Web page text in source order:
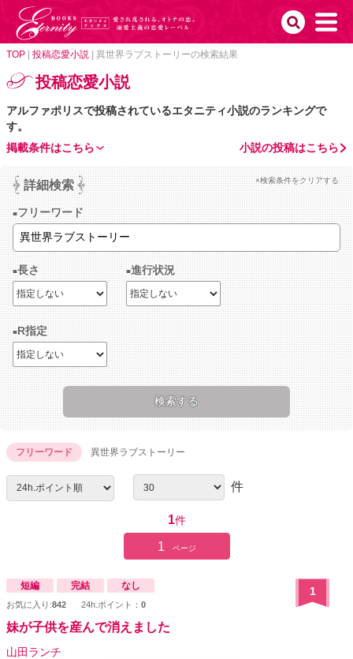
TOP 投稿恋愛小説 異世界ラブストーリーの検索結果
投稿恋愛小説
アルファポリスで投稿されているエタニティ小説のランキングで
す。
小説の投稿はこちら
掲載条件はこちら
詳細検索 ×検索条件をクリアする
フリーワード
長さ 進行状況
R指定
フリーワード 異世界ラブストーリー
件
1件
1 ページ
短編 完結 なし
お気に入り:842 24h.ポイント： 0
1
妹が子供を産んで消えました
山田ランチ